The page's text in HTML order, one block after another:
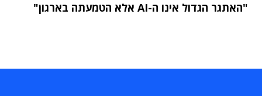
"האתגר הגדול אינו ה-AI אלא הטמעתה בארגון"